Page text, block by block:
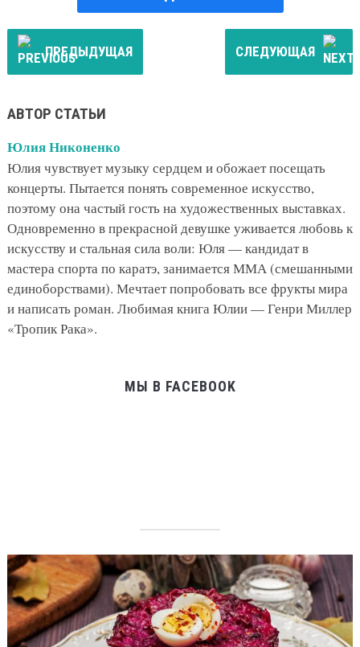
ПРЕДЫДУЩАЯ СЛЕДУЮЩАЯ
АВТОР СТАТЬИ
Юлия Никоненко
Юлия чувствует музыку сердцем и обожает посещать
концерты. Пытается понять современное искусство,
поэтому она частый гость на художественных выставках.
Одновременно в прекрасной девушке уживается любовь к
искусству и стальная сила воли: Юля — кандидат в
мастера спорта по каратэ, занимается ММА (смешанными
единоборствами). Мечтает попробовать все фрукты мира
и написать роман. Любимая книга Юлии — Генри Миллер
«Тропик Рака».
МЫ В FACEBOOK